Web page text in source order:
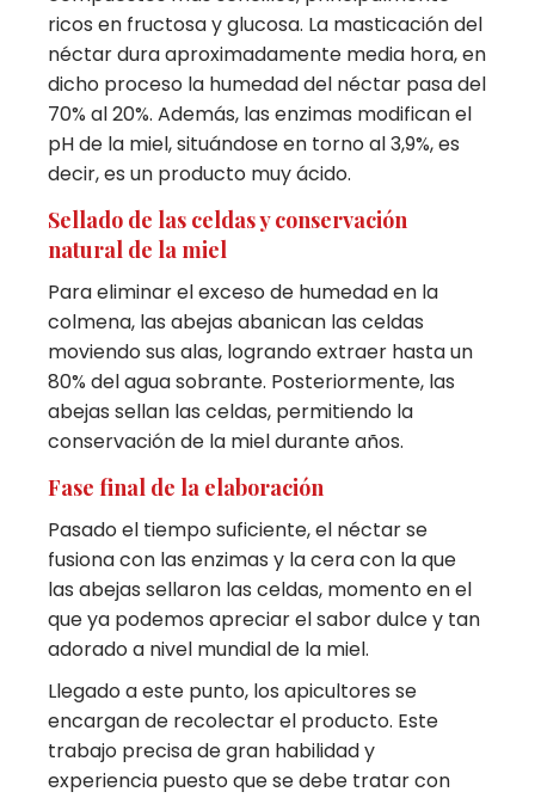
ricos en fructosa y glucosa. La masticación del
néctar dura aproximadamente media hora, en
dicho proceso la humedad del néctar pasa del
70% al 20%. Además, las enzimas modifican el
pH de la miel, situándose en torno al 3,9%, es
decir, es un producto muy ácido.
Sellado de las celdas y conservación
natural de la miel
Para eliminar el exceso de humedad en la
colmena, las abejas abanican las celdas
moviendo sus alas, logrando extraer hasta un
80% del agua sobrante. Posteriormente, las
abejas sellan las celdas, permitiendo la
conservación de la miel durante años.
Fase final de la elaboración
Pasado el tiempo suficiente, el néctar se
fusiona con las enzimas y la cera con la que
las abejas sellaron las celdas, momento en el
que ya podemos apreciar el sabor dulce y tan
adorado a nivel mundial de la miel.
Llegado a este punto, los apicultores se
encargan de recolectar el producto. Este
trabajo precisa de gran habilidad y
experiencia puesto que se debe tratar con